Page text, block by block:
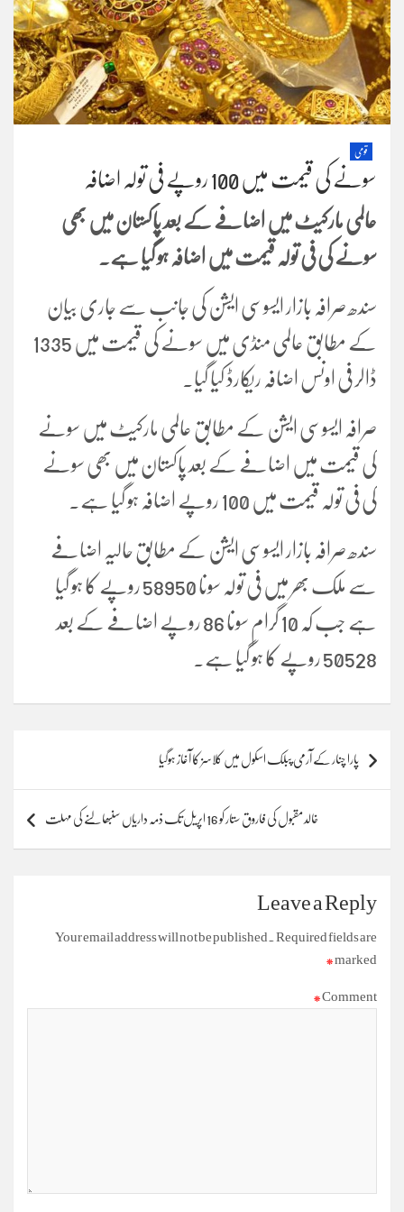
قومی
سونے کی قیمت میں 100 روپے فی تولہ اضافہ
عالمی مارکیٹ میں اضافے کے بعد پاکستان میں بھی
سونے کی فی تولہ قیمت میں اضافہ ہو گیا ہے۔
سندھ صرافہ بازار ایسوسی ایشن کی جانب سے جاری بیان
کے مطابق عالمی منڈی میں سونے کی قیمت میں 1335
ڈالر فی اونس اضافہ ریکارڈ کیا گیا۔
صرافہ ایسوسی ایشن کے مطابق عالمی مارکیٹ میں سونے
کی قیمت میں اضافے کے بعد پاکستان میں بھی سونے
کی فی تولہ قیمت میں 100 روپے اضافہ ہو گیا ہے۔
سندھ صرافہ بازار ایسوسی ایشن کے مطابق حالیہ اضافے
سے ملک بھر میں فی تولہ سونا 58950 روپے کا ہو گیا
ہے جب کہ 10 گرام سونا 86 روپے اضافے کے بعد
50528 روپے کا ہو گیا ہے۔
navigation
پارا چنار کے آرمی پبلک اسکول میں کلاسز کا آغاز ہوگیا
خالد مقبول کی فاروق ستار کو 16 اپریل تک ذمہ داریاں سنبھالنے کی مہلت
Leave a Reply
Your email address will not be published. Required fields are
marked
*
Comment
*